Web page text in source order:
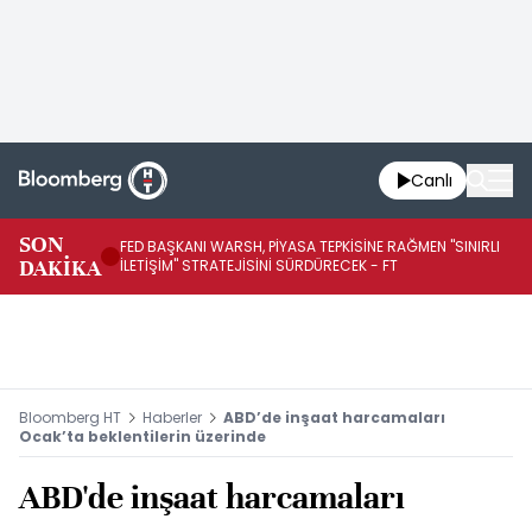
Canlı
SON
DAKİKA
FED BAŞKANI WARSH, PİYASA TEPKİSİNE RAĞMEN "SINIRLI
İLETİŞİM" STRATEJİSİNİ SÜRDÜRECEK - FT
Bloomberg HT Haberler
ABD’de inşaat harcamaları
Ocak’ta beklentilerin üzerinde
ABD'de inşaat harcamaları